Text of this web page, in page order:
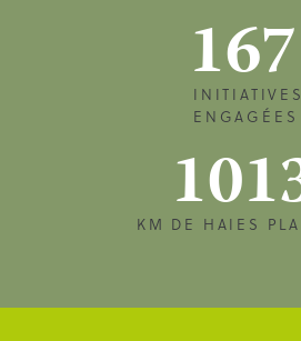
167
INITIATIVES
ENGAGÉES
KM DE HAIES